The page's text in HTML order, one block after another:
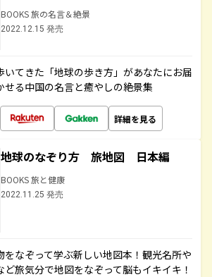
BOOKS 旅の名言＆絶景
2022.12.15 発売
いてきた「地球の歩き方」があなたにお届
せる中国の名言と癒やしの絶景集
詳細を見る
地球のなぞり方 旅地図 日本編
BOOKS 旅と健康
2022.11.25 発売
をなぞって学ぶ新しい地図本！観光名所や
旅気分で地図をなぞって脳もイキイキ！